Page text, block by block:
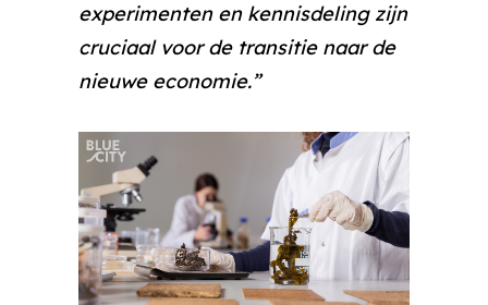
experimenten en kennisdeling zijn
cruciaal voor de transitie naar de
nieuwe economie.”